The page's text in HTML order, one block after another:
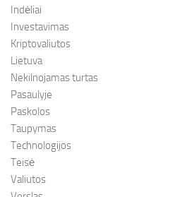
Indėliai
Investavimas
Kriptovaliutos
Lietuva
Nekilnojamas turtas
Pasaulyje
Paskolos
Taupymas
Technologijos
Teisė
Valiutos